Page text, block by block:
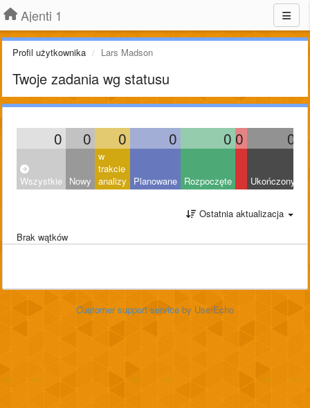
Ajenti 1
Profil użytkownika Lars Madson
Twoje zadania wg statusu
0 0 0 0 0 0 0
Wszystkie Nowy
w
trakcie
analizy
Planowane Rozpoczęte Ukończony
Ostatnia aktualizacja
Brak wątków
Customer support service by UserEcho